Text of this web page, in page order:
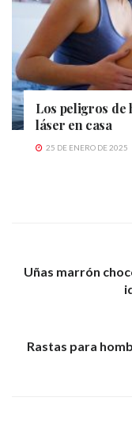
Los peligros de
láser en casa
25 DE ENERO DE 2025
Uñas marrón
Rastas para